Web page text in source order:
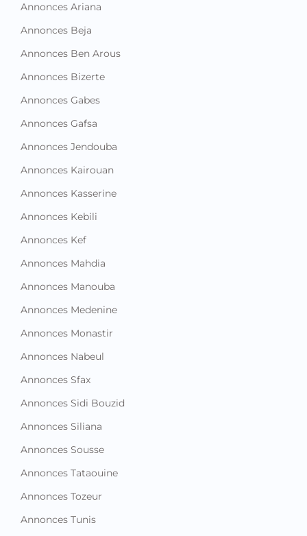
Annonces Ariana
Annonces Beja
Annonces Ben Arous
Annonces Bizerte
Annonces Gabes
Annonces Gafsa
Annonces Jendouba
Annonces Kairouan
Annonces Kasserine
Annonces Kebili
Annonces Kef
Annonces Mahdia
Annonces Manouba
Annonces Medenine
Annonces Monastir
Annonces Nabeul
Annonces Sfax
Annonces Sidi Bouzid
Annonces Siliana
Annonces Sousse
Annonces Tataouine
Annonces Tozeur
Annonces Tunis